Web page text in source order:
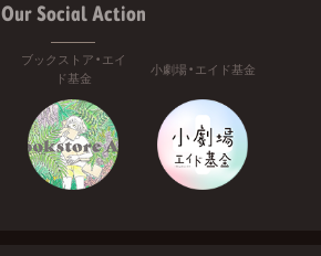
Our Social Action
ブックストア・エイ
ド基金
小劇場・エイド基金